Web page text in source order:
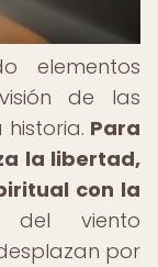
elementos
de las
Para
la libertad,
con la
del viento
por